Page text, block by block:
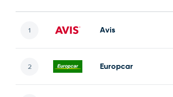
Avis
Europcar